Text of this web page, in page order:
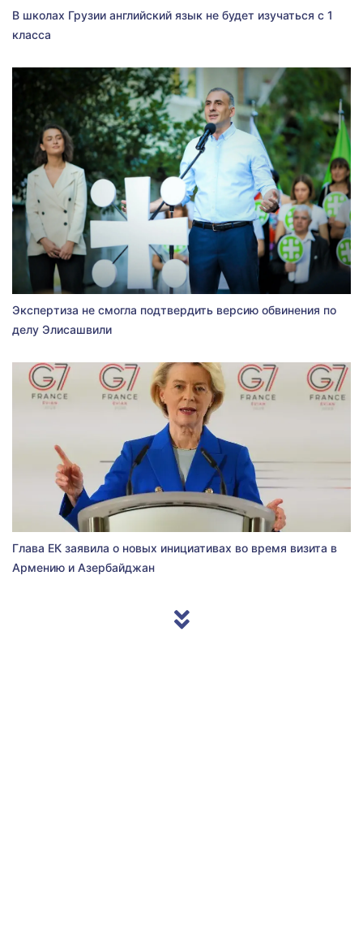
В школах Грузии английский язык не будет изучаться с 1
класса
Экспертиза не смогла подтвердить версию обвинения по
делу Элисашвили
Глава ЕК заявила о новых инициативах во время визита в
Армению и Азербайджан